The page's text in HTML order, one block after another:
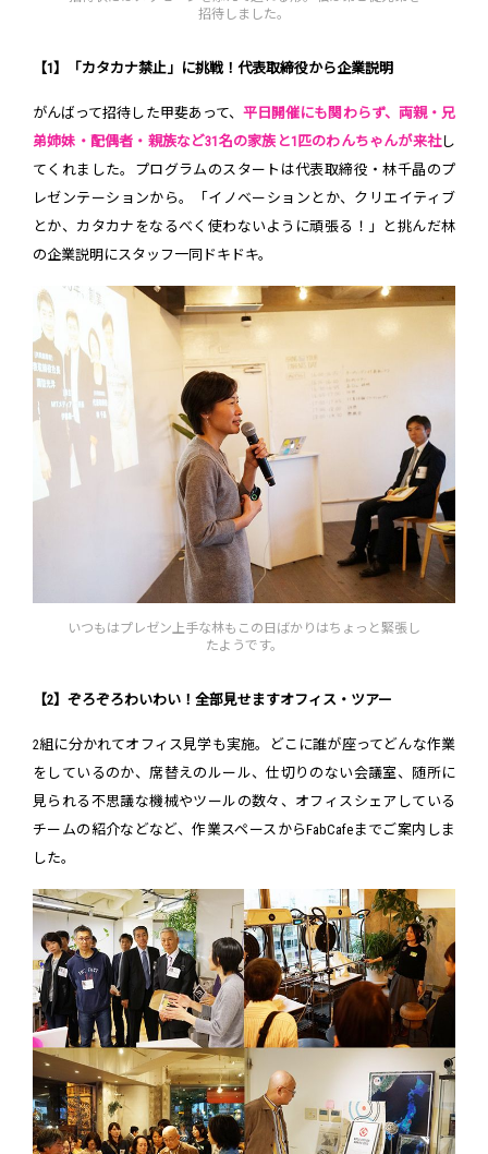
招待しました。
【1】「カタカナ禁止」に挑戦！代表取締役から企業説明
がんばって招待した甲斐あって、平日開催にも関わらず、両親・兄
弟姉妹・配偶者・親族など31名の家族と1匹のわんちゃんが来社し
てくれました。プログラムのスタートは代表取締役・林千晶のプ
レゼンテーションから。「イノベーションとか、クリエイティブ
とか、カタカナをなるべく使わないように頑張る！」と挑んだ林
の企業説明にスタッフ一同ドキドキ。
いつもはプレゼン上手な林もこの日ばかりはちょっと緊張し
たようです。
【2】ぞろぞろわいわい！全部見せますオフィス・ツアー
2組に分かれてオフィス見学も実施。どこに誰が座ってどんな作業
をしているのか、席替えのルール、仕切りのない会議室、随所に
見られる不思議な機械やツールの数々、オフィスシェアしている
チームの紹介などなど、作業スペースからFabCafeまでご案内しま
した。